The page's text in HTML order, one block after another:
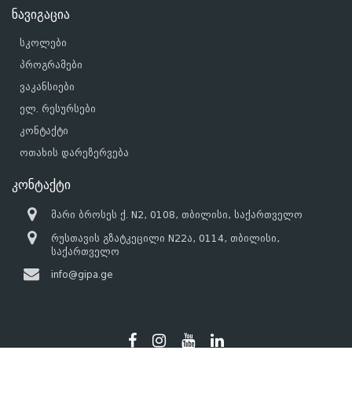
ნავიგაცია
სკოლები
პროგრამები
ვაკანსიები
ელ. რესურსები
კონტაქტი
ოთახის დარეზერვება
კონტაქტი
მარი ბროსეს ქ. N2, 0108, თბილისი, საქართველო
რუსთავის გზატკეცილი N22ა, 0114, თბილისი,
საქართველო
info@gipa.ge